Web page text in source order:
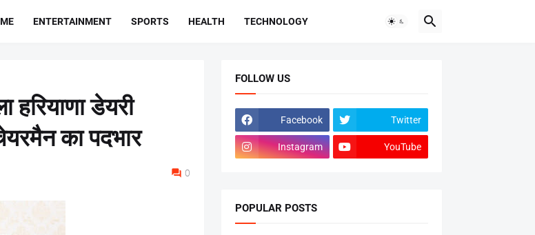
ENTERTAINMENT SPORTS HEALTH TECHNOLOGY
हरियाणा डेयरी
का पदभार
0
FOLLOW US
Facebook Twitter
Instagram YouTube
POPULAR POSTS